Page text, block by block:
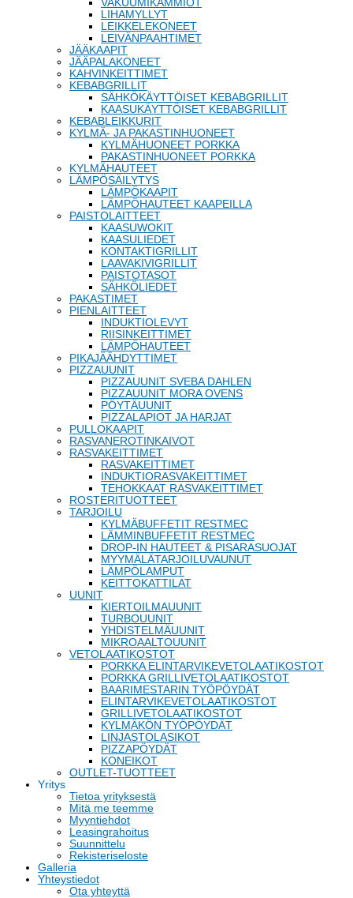
VAKUUMIKAMMIOT
LIHAMYLLYT
LEIKKELEKONEET
LEIVÄNPAAHTIMET
JÄÄKAAPIT
JÄÄPALAKONEET
KAHVINKEITTIMET
KEBABGRILLIT
SÄHKÖKÄYTTÖISET KEBABGRILLIT
KAASUKÄYTTÖISET KEBABGRILLIT
KEBABLEIKKURIT
KYLMÄ- JA PAKASTINHUONEET
KYLMÄHUONEET PORKKA
PAKASTINHUONEET PORKKA
KYLMÄHAUTEET
LÄMPÖSÄILYTYS
LÄMPÖKAAPIT
LÄMPÖHAUTEET KAAPEILLA
PAISTOLAITTEET
KAASUWOKIT
KAASULIEDET
KONTAKTIGRILLIT
LAAVAKIVIGRILLIT
PAISTOTASOT
SÄHKÖLIEDET
PAKASTIMET
PIENLAITTEET
INDUKTIOLEVYT
RIISINKEITTIMET
LÄMPÖHAUTEET
PIKAJÄÄHDYTTIMET
PIZZAUUNIT
PIZZAUUNIT SVEBA DAHLEN
PIZZAUUNIT MORA OVENS
PÖYTÄUUNIT
PIZZALAPIOT JA HARJAT
PULLOKAAPIT
RASVANEROTINKAIVOT
RASVAKEITTIMET
RASVAKEITTIMET
INDUKTIORASVAKEITTIMET
TEHOKKAAT RASVAKEITTIMET
ROSTERITUOTTEET
TARJOILU
KYLMÄBUFFETIT RESTMEC
LÄMMINBUFFETIT RESTMEC
DROP-IN HAUTEET & PISARASUOJAT
MYYMÄLÄTARJOILUVAUNUT
LÄMPÖLAMPUT
KEITTOKATTILAT
UUNIT
KIERTOILMAUUNIT
TURBOUUNIT
YHDISTELMÄUUNIT
MIKROAALTOUUNIT
VETOLAATIKOSTOT
PORKKA ELINTARVIKEVETOLAATIKOSTOT
PORKKA GRILLIVETOLAATIKOSTOT
BAARIMESTARIN TYÖPÖYDÄT
ELINTARVIKEVETOLAATIKOSTOT
GRILLIVETOLAATIKOSTOT
KYLMÄKÖN TYÖPÖYDÄT
LINJASTOLASIKOT
PIZZAPÖYDÄT
KONEIKOT
OUTLET-TUOTTEET
Yritys
Tietoa yrityksestä
Mitä me teemme
Myyntiehdot
Leasingrahoitus
Suunnittelu
Rekisteriseloste
Galleria
Yhteystiedot
Ota yhteyttä